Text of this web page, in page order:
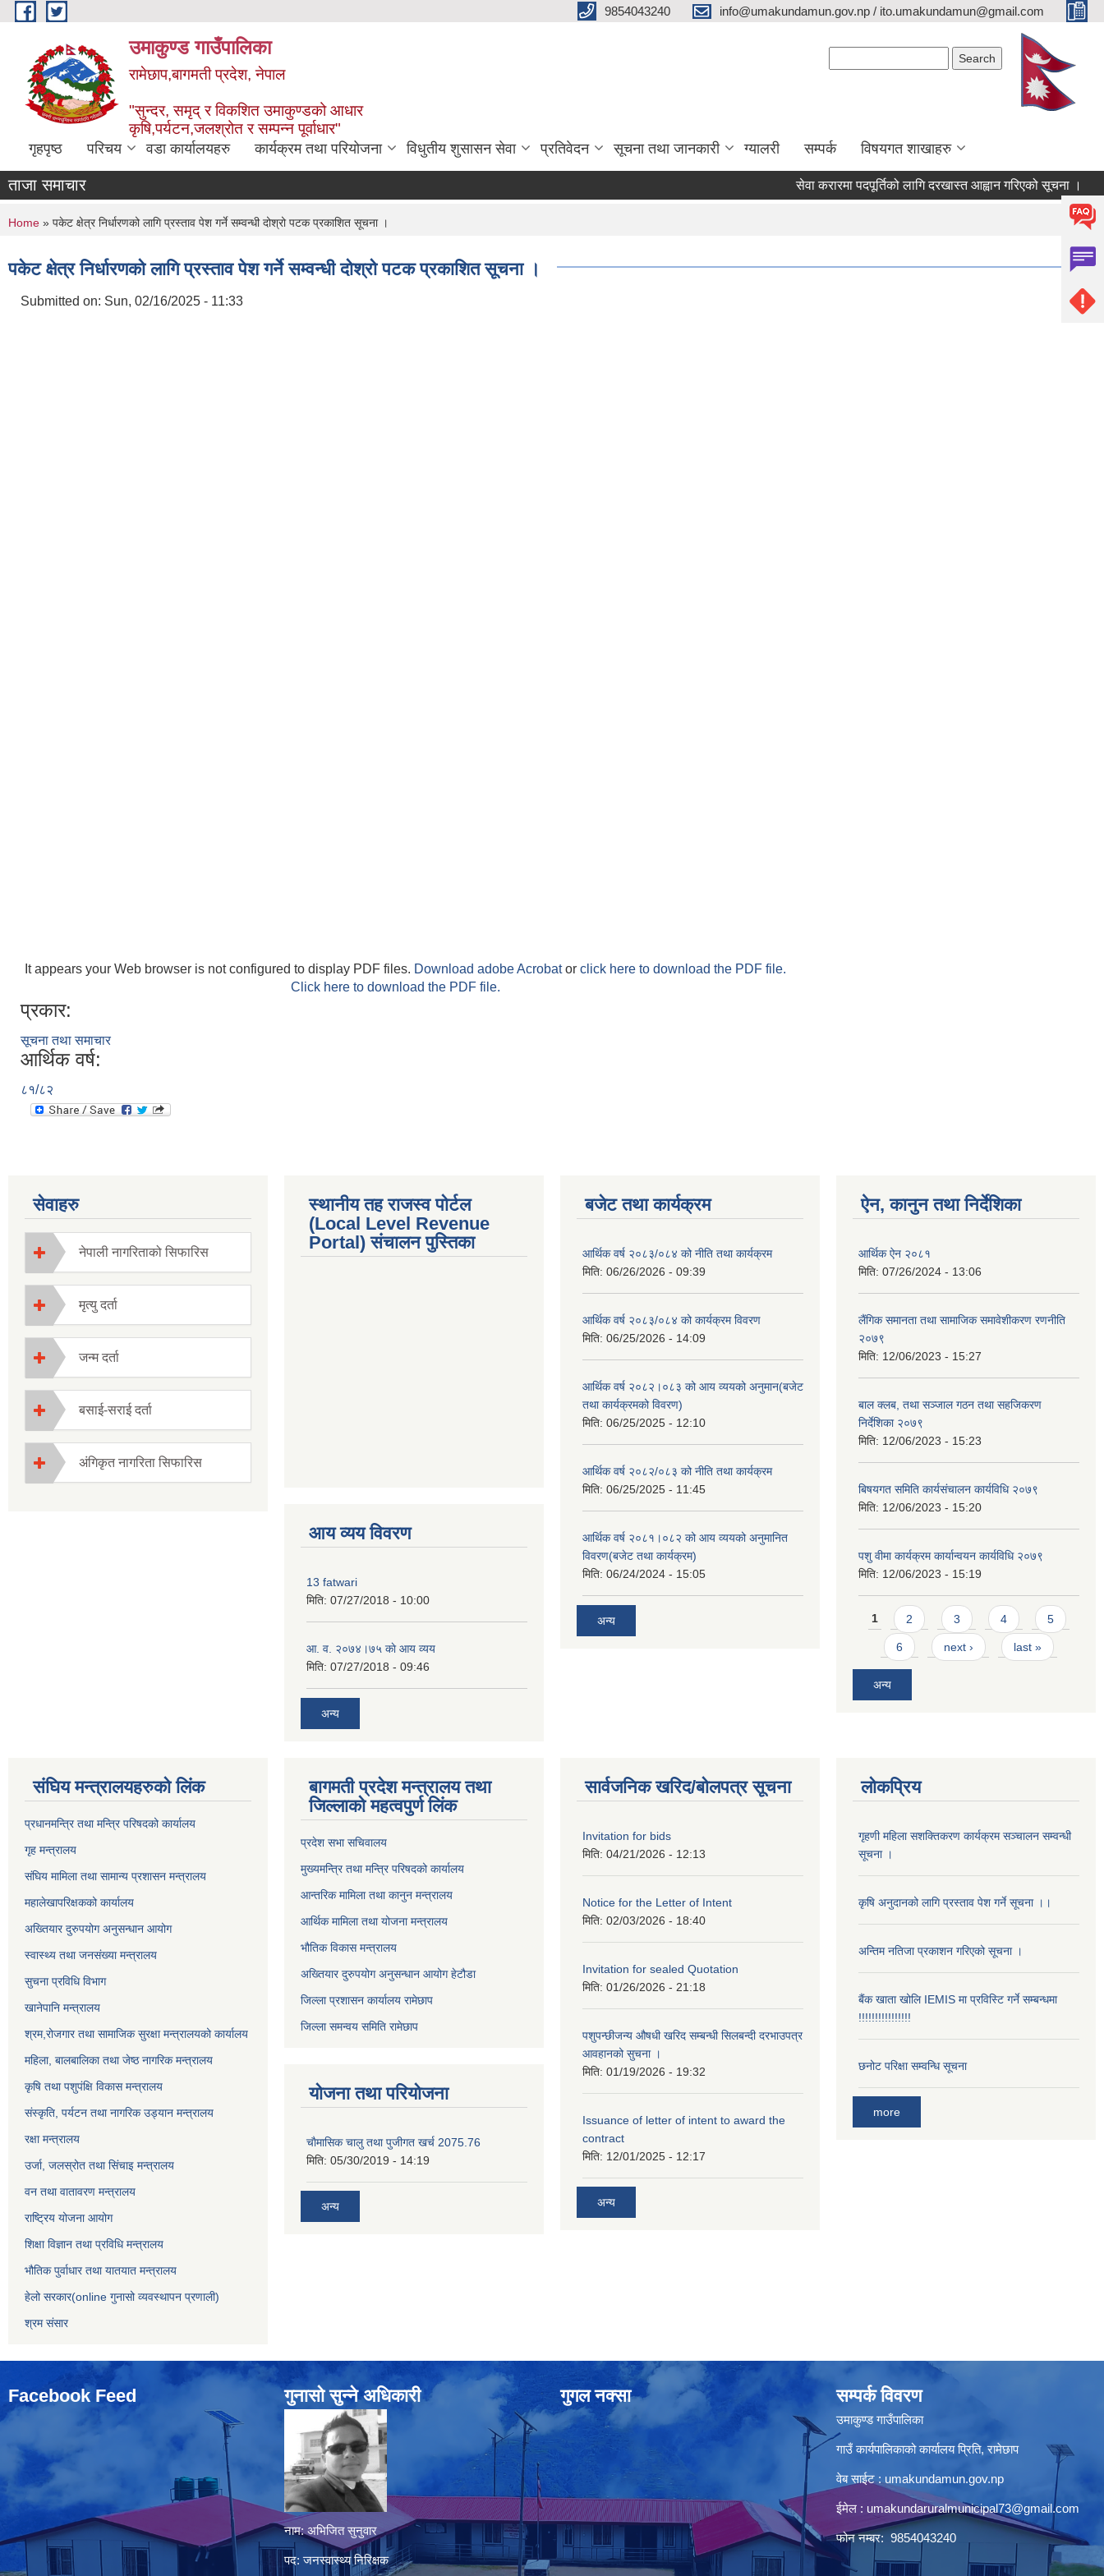
Skip to main content 9854043240 info@umakundamun.gov.np / ito.umakundamun@gmail.com
उमाकुण्ड गाउँपालिका
रामेछाप,बागमती प्रदेश, नेपाल
"सुन्दर, समृद् र विकशित उमाकुण्डको आधार
कृषि,पर्यटन,जलश्रोत र सम्पन्न पूर्वाधार"
गृहपृष्ठ परिचय वडा कार्यालयहरु कार्यक्रम तथा परियोजना विधुतीय शुसासन सेवा प्रतिवेदन सूचना तथा जानकारी ग्यालरी सम्पर्क विषयगत शाखाहरु
ताजा समाचार सेवा करारमा पदपूर्तिको लागि दरखास्त आह्वान गरिएको सूचना ।
You are here
Home » पकेट क्षेत्र निर्धारणको लागि प्रस्ताव पेश गर्ने सम्वन्धी दोश्रो पटक प्रकाशित सूचना ।
पकेट क्षेत्र निर्धारणको लागि प्रस्ताव पेश गर्ने सम्वन्धी दोश्रो पटक प्रकाशित सूचना ।
Submitted on: Sun, 02/16/2025 - 11:33
It appears your Web browser is not configured to display PDF files. Download adobe Acrobator click here to download the PDF file.
Click here to download the PDF file.
प्रकार:
सूचना तथा समाचार
आर्थिक वर्ष:
८१/८२
सेवाहरु
नेपाली नागरिताको सिफारिस
मृत्यु दर्ता
जन्म दर्ता
बसाई-सराई दर्ता
अंगिकृत नागरिता सिफारिस
स्थानीय तह राजस्व पोर्टल
(Local Level Revenue
Portal) संचालन पुस्तिका
आय व्यय विवरण
13 fatwari
मिति: 07/27/2018 - 10:00
आ‍. व. २०७४।७५ काे आय व्यय
मिति: 07/27/2018 - 09:46
अन्य
बजेट तथा कार्यक्रम
आर्थिक वर्ष २०८३/०८४ को नीति तथा कार्यक्रम
मिति: 06/26/2026 - 09:39
आर्थिक वर्ष २०८३/०८४ को कार्यक्रम विवरण
मिति: 06/25/2026 - 14:09
आर्थिक वर्ष २०८२।०८३ को आय व्ययको अनुमान(बजेट
तथा कार्यक्रमको विवरण)
मिति: 06/25/2025 - 12:10
आर्थिक वर्ष २०८२/०८३ को नीति तथा कार्यक्रम
मिति: 06/25/2025 - 11:45
आर्थिक वर्ष २०८१।०८२ को आय व्ययको अनुमानित
विवरण(बजेट तथा कार्यक्रम)
मिति: 06/24/2024 - 15:05
अन्य
ऐन, कानुन तथा निर्देशिका
आर्थिक ऐन २०८१
मिति: 07/26/2024 - 13:06
लैंगिक समानता तथा सामाजिक समावेशीकरण रणनीति
२०७९
मिति: 12/06/2023 - 15:27
बाल क्लब, तथा सञ्जाल गठन तथा सहजिकरण
निर्देशिका २०७९
मिति: 12/06/2023 - 15:23
बिषयगत समिति कार्यसंचालन कार्यविधि २०७९
मिति: 12/06/2023 - 15:20
पशु वीमा कार्यक्रम कार्यान्वयन कार्यविधि २०७९
मिति: 12/06/2023 - 15:19
Pages
1 2 3 4 5
6 next › last »
अन्य
संघिय मन्त्र‍ालयहरुको लिंक
प्रधानमन्त्रि तथा मन्त्रि परिषदको कार्यालय
गृह मन्त्रालय
संघिय मामिला तथा सामान्य प्रशासन मन्त्रालय
महालेखापरिक्षकको कार्यालय
अख्तियार दुरुपयोग अनुसन्धान आयोग
स्वास्थ्य तथा जनसंख्या मन्त्रालय
सुचना प्रविधि विभाग
खानेपानि मन्त्रालय
श्रम,रोजगार तथा सामाजिक सुरक्षा मन्त्रालयको कार्यालय
महिला, बालबालिका तथा जेष्ठ नागरिक मन्त्रालय
कृषि तथा पशुपंक्षि विकास मन्त्रालय
संस्कृति, पर्यटन तथा नागरिक उड्‍यान मन्त्रालय
रक्षा मन्त्रालय
उर्जा, जलस्रोत तथा सिंचाइ मन्त्रालय
वन तथा वातावरण मन्त्रालय
राष्ट्रिय योजना आयोग
शिक्षा विज्ञान तथा प्रविधि मन्त्रालय
भौतिक पुर्वाधार तथा यातयात मन्त्रालय
हेलो सरकार(online गुनासो व्यवस्थापन प्रणाली)
श्रम संसार
बागमती प्रदेश मन्त्रालय तथा
जिल्लाको महत्वपुर्ण लिंक
प्रदेश सभा सचिवालय
मुख्यमन्त्रि तथा मन्त्रि परिषदको कार्यालय
आन्तरिक मामिला तथा कानुन मन्त्रालय
आर्थिक मामिला तथा योजना मन्त्रालय
भौतिक विकास मन्त्रालय
अख्तियार दुरुपयोग अनुसन्धान आयोग हेटौडा
जिल्ला प्रशासन कार्यालय रामेछाप
जिल्ला समन्वय समिति रामेछाप
योजना तथा परियोजना
चाैमासिक चालु तथा पुजीगत खर्च 2075.76
मिति: 05/30/2019 - 14:19
अन्य
सार्वजनिक खरिद/बोलपत्र सूचना
Invitation for bids
मिति: 04/21/2026 - 12:13
Notice for the Letter of Intent
मिति: 02/03/2026 - 18:40
Invitation for sealed Quotation
मिति: 01/26/2026 - 21:18
पशुपन्छीजन्य औषधी खरिद सम्बन्धी सिलबन्दी दरभाउपत्र
आवहानको सुचना ।
मिति: 01/19/2026 - 19:32
Issuance of letter of intent to award the
contract
मिति: 12/01/2025 - 12:17
अन्य
लोकप्रिय
गृहणी महिला सशक्तिकरण कार्यक्रम सञ्चालन सम्वन्धी
सूचना ।
कृषि अनुदानको लागि प्रस्ताव पेश गर्ने सूचना ।।
अन्तिम नतिजा प्रकाशन गरिएको सूचना ।
बैंक खाता खोलि IEMIS मा प्रविस्टि गर्ने सम्बन्धमा
!!!!!!!!!!!!!!!!
छनोट परिक्षा सम्वन्धि सूचना
more
Facebook Feed गुनासो सुन्‍ने अधिकारी
नाम: अभिजित सुनुवार
पद: जनस्वास्थ्य निरिक्षक
गुगल नक्सा सम्पर्क विवरण
उमाकुण्ड गाउँपालिका
गाउँ कार्यपालिकाको कार्यालय प्रिति, रामेछाप
वेब साईट : umakundamun.gov.np
ईमेल : umakundaruralmunicipal73@gmail.com
फोन नम्बर: 9854043240